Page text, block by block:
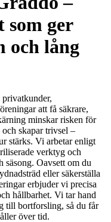
ger
och lång
att få säkrare,
minskar risken för
skapar trivsel –
stärks. Vi arbetar enligt
verktyg och
säsong. Oavsett om du
eller säkerställa
erbjuder vi precisa
hållbarhet. Vi tar hand
till bortforsling, så du får
över tid.